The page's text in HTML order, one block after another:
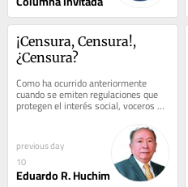
¡Censura, Censura!,
¿Censura?
Como ha ocurrido anteriormente
cuando se emiten regulaciones que
protegen el interés social, voceros y
periodistas de radio y televisión
previous day
10
Eduardo R. Huchim